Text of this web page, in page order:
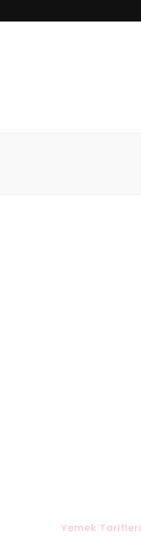
Yemek Tarifleri